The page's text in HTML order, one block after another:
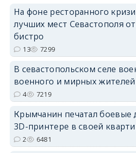
На фоне ресторанного
лучших мест Севастополя
бистро
13 7299
В севастопольском селе
военного и мирных жителей
4 7219
Крымчанин печатал боевые
3D-принтере в своей
2 6481